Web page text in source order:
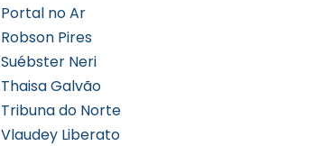
Portal no Ar
Robson Pires
Suébster Neri
Thaisa Galvão
Tribuna do Norte
Vlaudey Liberato